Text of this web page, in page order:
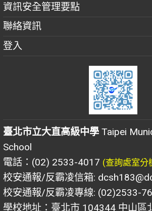
資訊安全管理要點
聯絡資訊
登入
臺北市立大直高級中學 Taipei
School
電話：(02) 2533-4017 (查詢處室分
校安通報/反霸凌信箱:
校安通報/反霸凌專線: (02)2533-
學校地址：臺北市 104344 中山區